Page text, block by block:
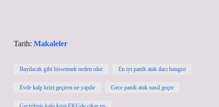
Tarih: Makaleler
Bayılacak gibi hissetmek neden olur En iyi panik atak ilacı hangisi
Evde kalp krizi geçiren ne yapılır Gece panik atak nasıl geçer